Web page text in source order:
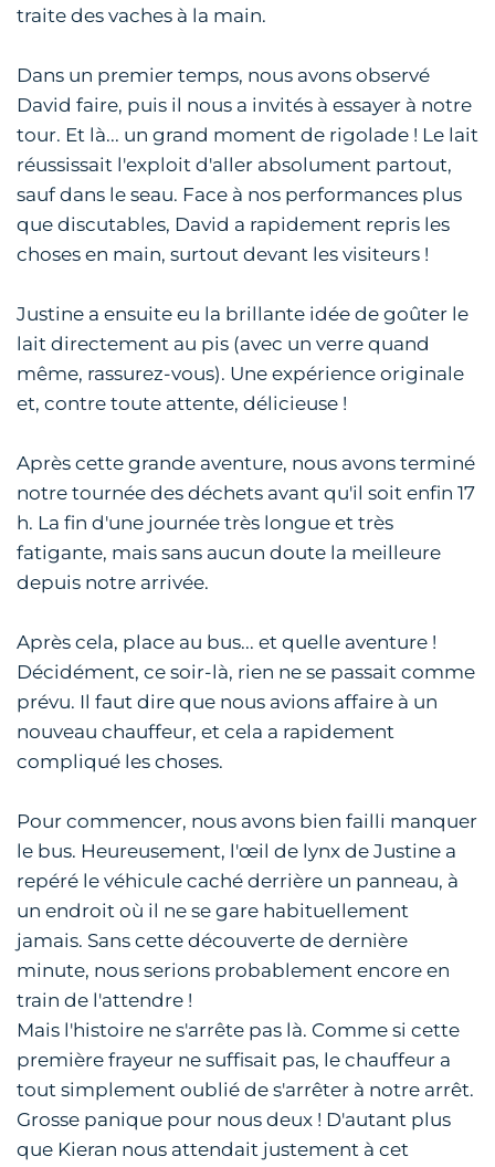
traite des vaches à la main.
Dans un premier temps, nous avons observé
David faire, puis il nous a invités à essayer à notre
tour. Et là... un grand moment de rigolade ! Le lait
réussissait l'exploit d'aller absolument partout,
sauf dans le seau. Face à nos performances plus
que discutables, David a rapidement repris les
choses en main, surtout devant les visiteurs !
Justine a ensuite eu la brillante idée de goûter le
lait directement au pis (avec un verre quand
même, rassurez-vous). Une expérience originale
et, contre toute attente, délicieuse !
Après cette grande aventure, nous avons terminé
notre tournée des déchets avant qu'il soit enfin 17
h. La fin d'une journée très longue et très
fatigante, mais sans aucun doute la meilleure
depuis notre arrivée.
Après cela, place au bus... et quelle aventure !
Décidément, ce soir-là, rien ne se passait comme
prévu. Il faut dire que nous avions affaire à un
nouveau chauffeur, et cela a rapidement
compliqué les choses.
Pour commencer, nous avons bien failli manquer
le bus. Heureusement, l'œil de lynx de Justine a
repéré le véhicule caché derrière un panneau, à
un endroit où il ne se gare habituellement
jamais. Sans cette découverte de dernière
minute, nous serions probablement encore en
train de l'attendre !
Mais l'histoire ne s'arrête pas là. Comme si cette
première frayeur ne suffisait pas, le chauffeur a
tout simplement oublié de s'arrêter à notre arrêt.
Grosse panique pour nous deux ! D'autant plus
que Kieran nous attendait justement à cet